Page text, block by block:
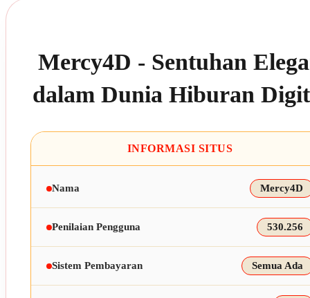
Mercy4D - Sentuhan
dalam Dunia Hiburan
INFORMASI SITUS
Nama Mercy4D
Penilaian Pengguna 530.256
Sistem Pembayaran Semua Ada